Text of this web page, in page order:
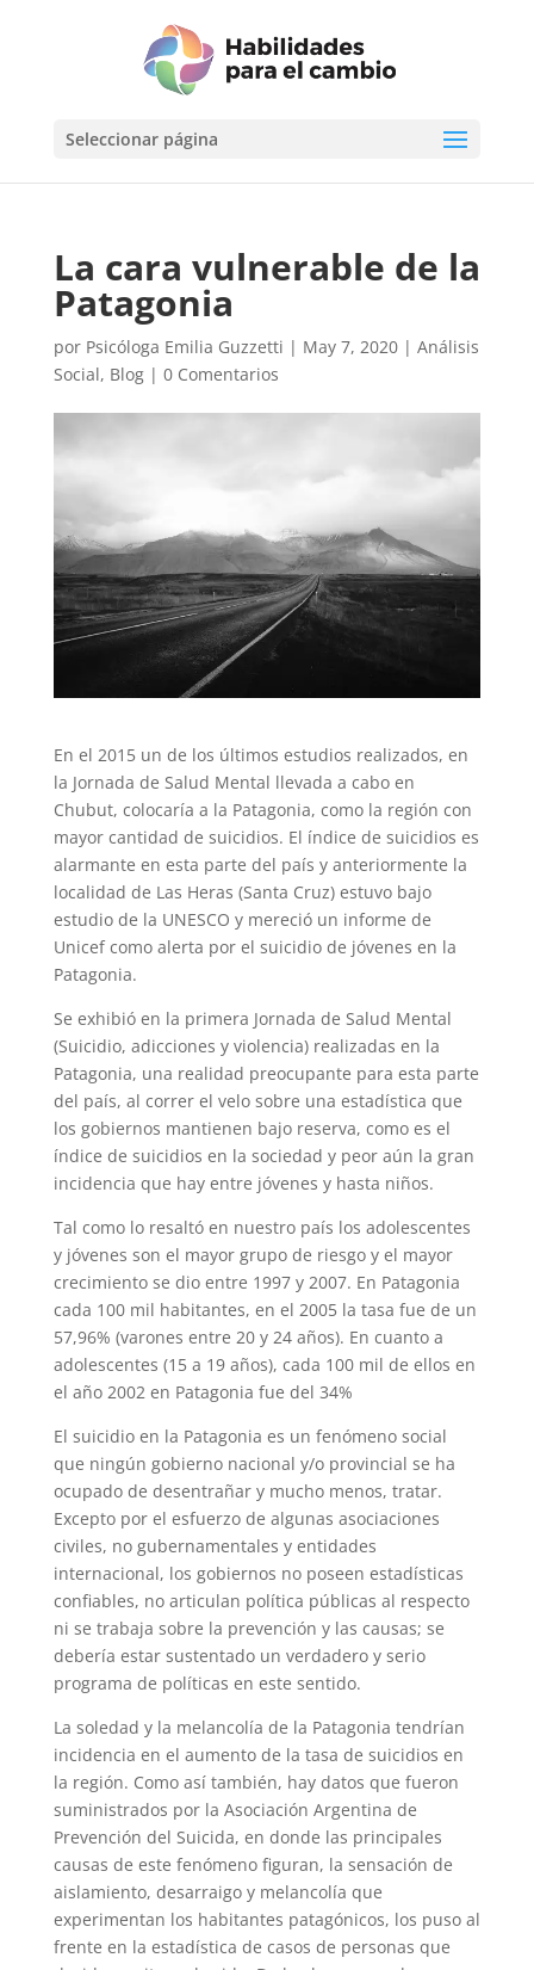
Seleccionar página
La cara vulnerable de la
Patagonia
por Psicóloga Emilia Guzzetti | May 7, 2020| Análisis
Social, Blog| 0 Comentarios
En el 2015 un de los últimos estudios realizados, en
la Jornada de Salud Mental llevada a cabo en
Chubut, colocaría a la Patagonia, como la región con
mayor cantidad de suicidios. El índice de suicidios es
alarmante en esta parte del país y anteriormente la
localidad de Las Heras (Santa Cruz) estuvo bajo
estudio de la UNESCO y mereció un informe de
Unicef como alerta por el suicidio de jóvenes en la
Patagonia.
Se exhibió en la primera Jornada de Salud Mental
(Suicidio, adicciones y violencia) realizadas en la
Patagonia, una realidad preocupante para esta parte
del país, al correr el velo sobre una estadística que
los gobiernos mantienen bajo reserva, como es el
índice de suicidios en la sociedad y peor aún la gran
incidencia que hay entre jóvenes y hasta niños.
Tal como lo resaltó en nuestro país los adolescentes
y jóvenes son el mayor grupo de riesgo y el mayor
crecimiento se dio entre 1997 y 2007. En Patagonia
cada 100 mil habitantes, en el 2005 la tasa fue de un
57,96% (varones entre 20 y 24 años). En cuanto a
adolescentes (15 a 19 años), cada 100 mil de ellos en
el año 2002 en Patagonia fue del 34%
El suicidio en la Patagonia es un fenómeno social
que ningún gobierno nacional y/o provincial se ha
ocupado de desentrañar y mucho menos, tratar.
Excepto por el esfuerzo de algunas asociaciones
civiles, no gubernamentales y entidades
internacional, los gobiernos no poseen estadísticas
confiables, no articulan política públicas al respecto
ni se trabaja sobre la prevención y las causas; se
debería estar sustentado un verdadero y serio
programa de políticas en este sentido.
La soledad y la melancolía de la Patagonia tendrían
incidencia en el aumento de la tasa de suicidios en
la región. Como así también, hay datos que fueron
suministrados por la Asociación Argentina de
Prevención del Suicida, en donde las principales
causas de este fenómeno figuran, la sensación de
aislamiento, desarraigo y melancolía que
experimentan los habitantes patagónicos, los puso al
frente en la estadística de casos de personas que